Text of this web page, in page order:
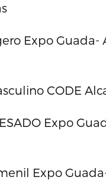
Expo
CODE
Expo
Expo